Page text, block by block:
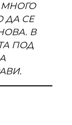
МНОГО
ДА СЕ
В
ПОД